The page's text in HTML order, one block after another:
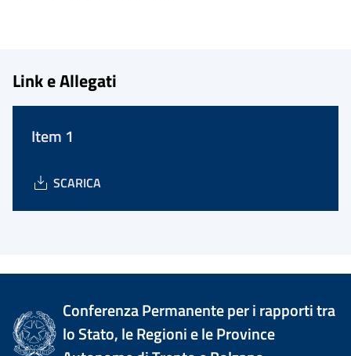
Link e Allegati
Item 1
SCARICA
Conferenza Permanente per i rapporti tra
lo Stato, le Regioni e le Province